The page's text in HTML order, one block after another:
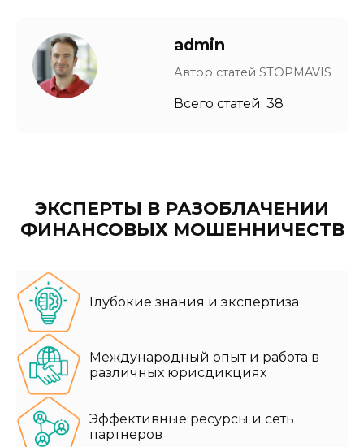
admin
Автор статей STOPMAVIS
Всего статей: 38
ЭКСПЕРТЫ В РАЗОБЛАЧЕНИИ
ФИНАНСОВЫХ МОШЕННИЧЕСТВ
Глубокие знания и экспертиза
Международный опыт и работа в
различных юрисдикциях
Эффективные ресурсы и сеть
партнеров